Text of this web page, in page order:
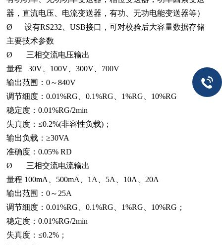
器，直流电压、电流变送器，有功、无功电能变送器等）
Ø 设有RS232、USB接口，可对校验后大容量数据存储
主要技术参数
Ø 三相交流电压输出
量程 30V、100V、300V、700V
输出范围：0～840V
调节细度：0.01%RG、0.1%RG、1%RG、10%RG
稳定度：0.01%RG/2min
失真度：≤0.2%(非容性负载)；
输出负载：≥30VA
准确度：0.05% RD
Ø 三相交流电流输出
量程 100mA、500mA、1A、5A、10A、20A
输出范围：0～25A
调节细度：0.01%RG、0.1%RG、1%RG、10%RG；
稳定度：0.01%RG/2min
失真度：≤0.2%；